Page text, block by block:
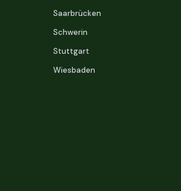
Saarbrücken
Schwerin
Stuttgart
Wiesbaden